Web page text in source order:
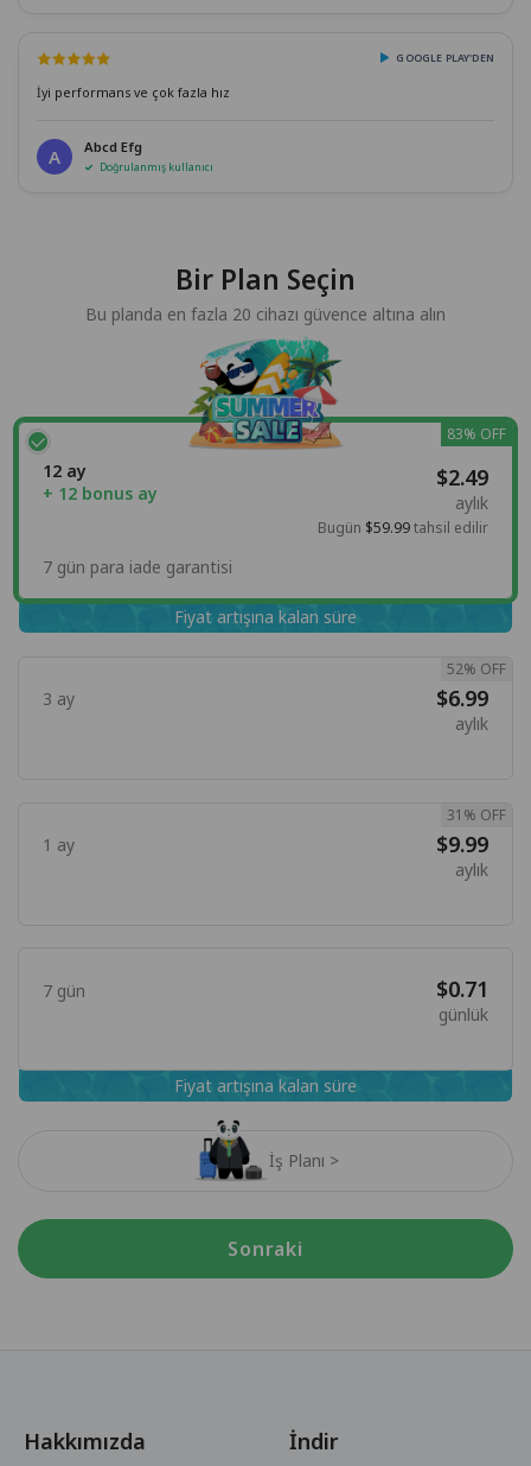
GOOGLE PLAY'DEN
İyi performans ve çok fazla hız
A Abcd Efg
Doğrulanmış kullanıcı
Bir Plan Seçin
Bu planda en fazla 20 cihazı güvence altına alın
İş Planı >
12 ay
+ 12 bonus ay
$2.49
aylık
Bugün $59.99tahsil edilir
83% OFF
7 gün para iade garantisi
Fiyat artışına kalan süre
3 ay $6.99
aylık
52% OFF
1 ay $9.99
aylık
31% OFF
7 gün $0.71
günlük
Fiyat artışına kalan süre
Sonraki
Hakkımızda İndir